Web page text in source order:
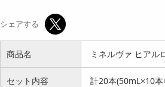
シェアする
商品名 ミネルヴァ ヒアル
セット内容 計20本(50mL×10